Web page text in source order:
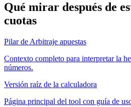
Qué mirar después de
cuotas
Pilar de Arbitraje apuestas
Contexto completo para interpretar la
números.
Versión raíz de la calculadora
Página principal del tool con guía de